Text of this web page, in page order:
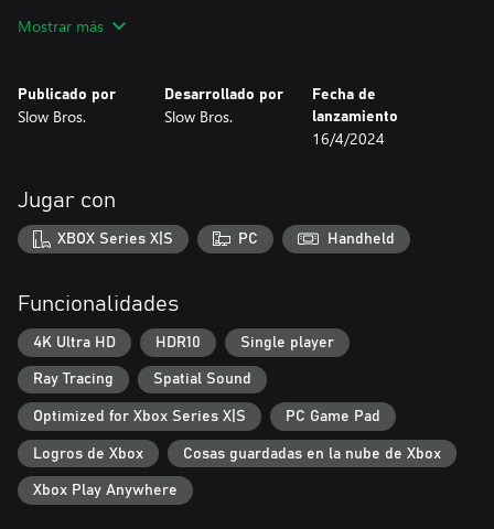
palabra «hogar».
Mostrar más
Publicado por
Slow Bros.
Desarrollado por
Slow Bros.
Fecha de
lanzamiento
16/4/2024
Jugar con
XBOX Series X|S PC Handheld
Funcionalidades
4K Ultra HD HDR10 Single player
Ray Tracing Spatial Sound
Optimized for Xbox Series X|S PC Game Pad
Logros de Xbox Cosas guardadas en la nube de Xbox
Xbox Play Anywhere